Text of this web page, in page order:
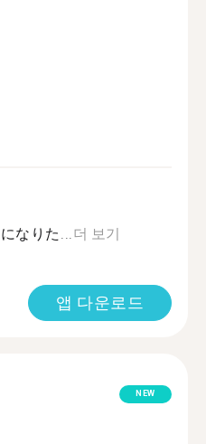
なりた...더 보기
앱 다운로드
NEW